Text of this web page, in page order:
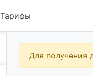
Тарифы
Для получения